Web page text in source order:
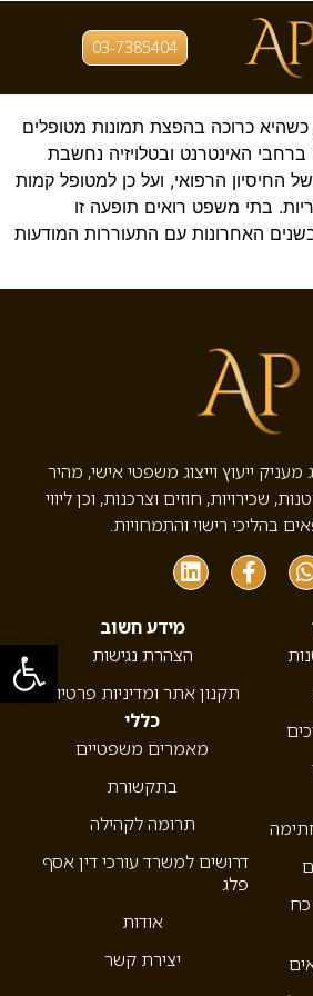
פתח
03-7385404
צילום מטופלים
והפרת סודיות רפואית
כשהיא כרוכה בהפצת תמונות מטופלים
ברחבי האינטרנט ובטלויזיה נחשבת
החיסיון הרפואי, ועל כן למטופל קמות
בתי משפט רואים תופעה זו
האחרונות עם התעוררות המודעות
ייעוץ וייצוג משפטי אישי, מהיר
שכירויות, חוזים וצרכנות, וכן ליווי
בהליכי רישוי והתמחויות.
כח
מידע חשוב
הצהרת נגישות
תקנון אתר ומדיניות פרטיות
כללי
מאמרים משפטיים
בתקשורת
תרומה לקהילה
דרושים למשרד עורכי דין אסף
פלג
אודות
יצירת קשר